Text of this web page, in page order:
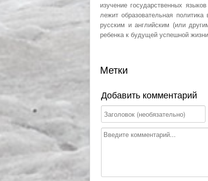
изучение государственных
лежит образовательная
русским и английским (или
ребенка к будущей успешной
Метки
Добавить комментарий